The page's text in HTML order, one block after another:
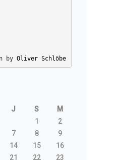
by Oliver Schlöbe
J S
M
1
2
7 8
9
14 15
16
21 22
23